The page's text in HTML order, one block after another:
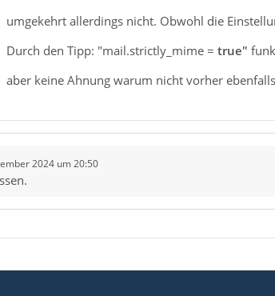
umgekehrt allerdings nicht. Obwohl die
Durch den Tipp: "mail.strictly_mime = true"
aber keine Ahnung warum nicht vorher ebenfalls
2024 um 20:50